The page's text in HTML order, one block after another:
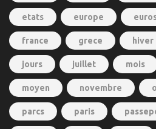
etats europe
france grece hiver
jours juillet mois
moyen novembre
parcs paris